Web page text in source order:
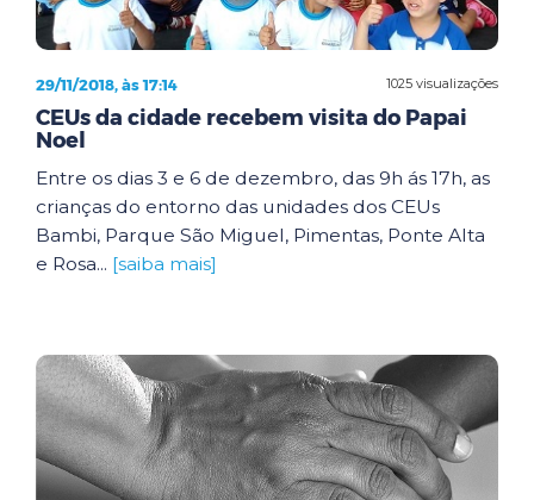
1025 visualizações
29/11/2018, às 17:14
CEUs da cidade recebem visita do Papai
Noel
Entre os dias 3 e 6 de dezembro, das 9h ás 17h, as
crianças do entorno das unidades dos CEUs
Bambi, Parque São Miguel, Pimentas, Ponte Alta
e Rosa... [saiba mais]